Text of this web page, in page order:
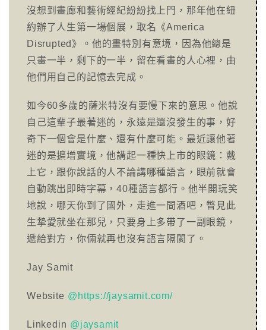
沒想到畫廊和藝術經紀紛紛找上門，那年他在紐
約辦了人生第一場個展，取名《America
Disrupted》。他的畫特別有意境，因為他總是
只畫一半，剩下的一半，留在看畫的人心裡，由
他們用自己的記憶去完成。
如今60多歲的薩米特沒有要慢下來的意思。他說
自己這輩子最著迷的，永遠是還沒發生的事，好
奇下一個會是什麼、還有什麼可能。最近讓他著
迷的是擴增實境，他講起一種快上市的眼鏡：戴
上它，跟你說話的人不論講哪種語言，眼前就會
自動跳出即時字幕，40種語言都行。他半開玩笑
地說，哪天你到了國外，走進一間酒吧，瞥見此
生摯愛就坐在那兒，只要身上多帶了一副眼鏡，
遞給對方，你倆就再也沒有語言隔閡了。
Jay Samit
Website @https://jaysamit.com/
Linkedin @jaysamit